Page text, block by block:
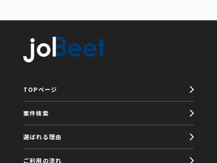
TOPページ
案件検索
選ばれる理由
ご利用の流れ